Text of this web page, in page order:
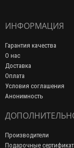
ИНФОРМАЦИЯ
Гарантия качества
О нас
Доставка
Оплата
Условия соглашения
Анонимность
Производители
Подарочные